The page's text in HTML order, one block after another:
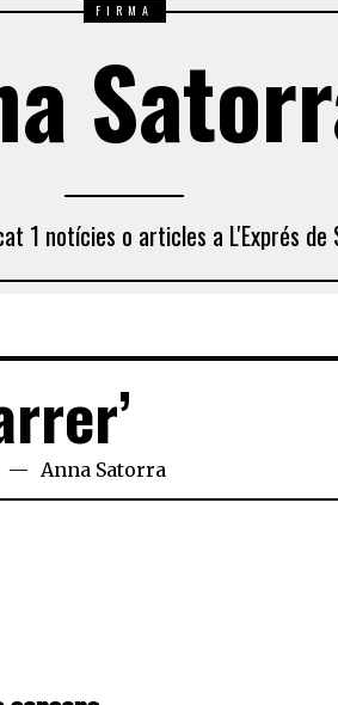
FIRMA
1 notícies o articles a L'Exprés de
Anna Satorra